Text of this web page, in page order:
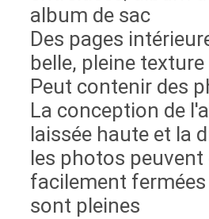
album de sac
Des pages
belle, pleine texture
Peut contenir des
La conception de
laissée haute et la
les photos peuvent
facilement
sont pleines